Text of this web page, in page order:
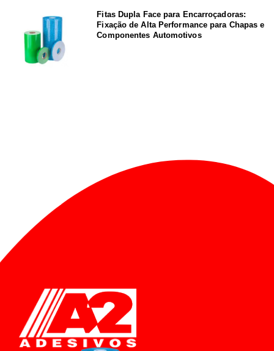
Fitas Dupla Face para Encarroçadoras:
Fixação de Alta Performance para Chapas e
Componentes Automotivos